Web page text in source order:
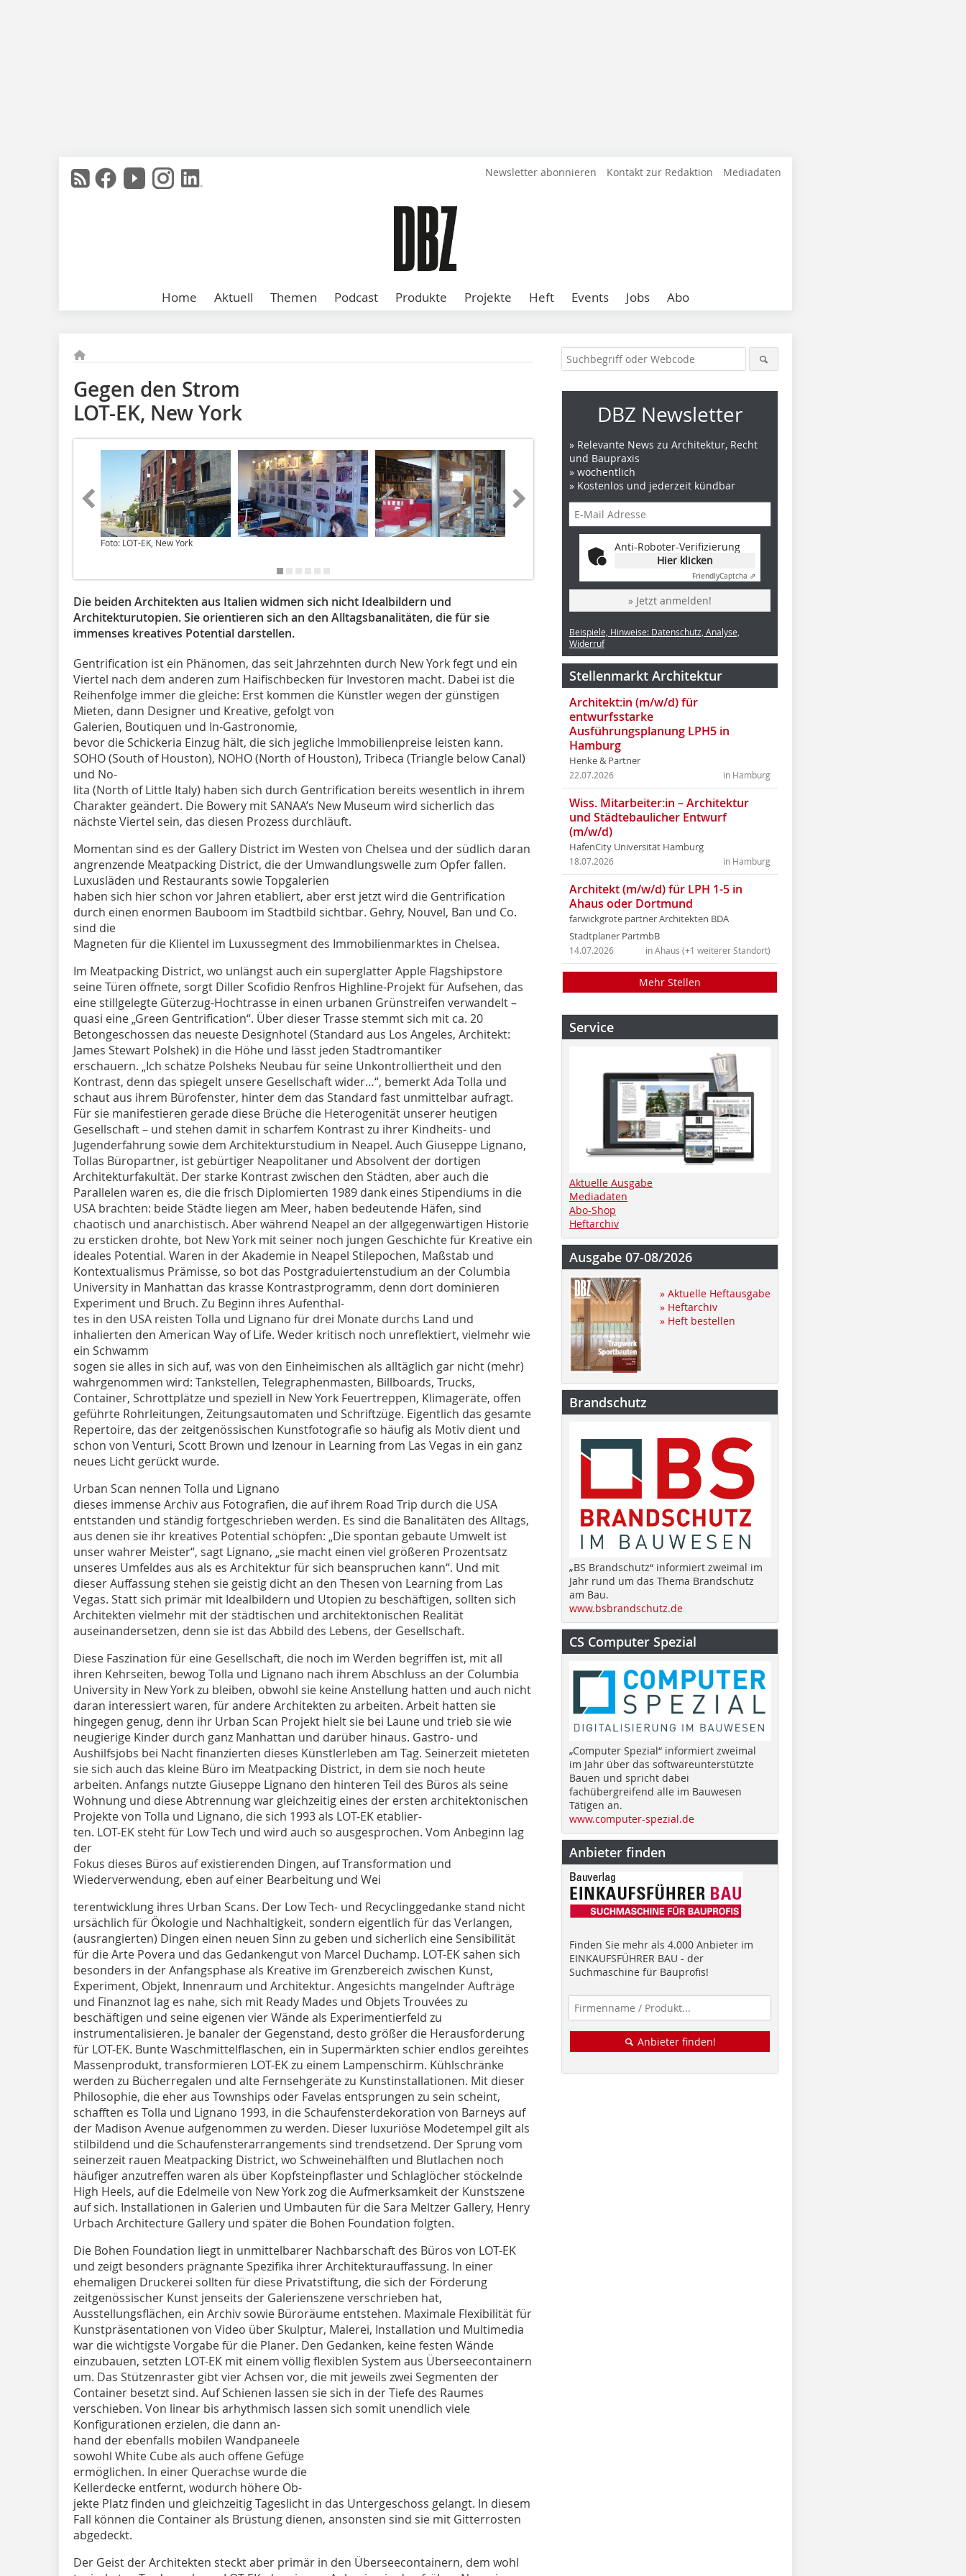
Newsletter abonnieren Kontakt zur Redaktion Mediadaten
Home Aktuell Themen Podcast Produkte Projekte Heft Events Jobs Abo
Gegen den Strom
LOT-EK, New York
Foto: LOT-EK, New York Fotos (5): LOT-EK, New York
Die beiden Architekten aus Italien widmen sich nicht Idealbildern und
Architekturutopien. Sie orientieren sich an den Alltagsbanalitäten, die für sie
immenses kreatives Potential darstellen.
Gentrification ist ein Phänomen, das seit Jahrzehnten durch New York fegt und ein
Viertel nach dem anderen zum Haifischbecken für Investoren macht. Dabei ist die
Reihenfolge immer die gleiche: Erst kommen die Künstler wegen der günstigen
Mieten, dann Designer und Kreative, gefolgt von
Galerien, Boutiquen und In-Gastronomie,
bevor die Schickeria Einzug hält, die sich jegliche Immobilienpreise leisten kann.
SOHO (South of Houston), NOHO (North of Houston), Tribeca (Triangle below Canal)
und No-
lita (North of Little Italy) haben sich durch Gentrification bereits wesentlich in ihrem
Charakter geändert. Die Bowery mit SANAA’s New Museum wird sicherlich das
nächste Viertel sein, das diesen Prozess durchläuft.
Momentan sind es der Gallery District im Westen von Chelsea und der südlich daran
angrenzende Meatpacking District, die der Umwandlungswelle zum Opfer fallen.
Luxusläden und Restaurants sowie Topgalerien
haben sich hier schon vor Jahren etabliert, aber erst jetzt wird die Gentrification
durch einen enormen Bauboom im Stadtbild sichtbar. Gehry, Nouvel, Ban und Co.
sind die
Magneten für die Klientel im Luxussegment des Immobilienmarktes in Chelsea.
Im Meatpacking District, wo unlängst auch ein superglatter Apple Flagshipstore
seine Türen öffnete, sorgt Diller Scofidio Renfros Highline-Projekt für Aufsehen, das
eine stillgelegte Güterzug-Hochtrasse in einen urbanen Grünstreifen verwandelt –
quasi eine „Green Gentrification“. Über dieser Trasse stemmt sich mit ca. 20
Betongeschossen das neueste Designhotel (Standard aus Los Angeles, Architekt:
James Stewart Polshek) in die Höhe und lässt jeden Stadtromantiker
erschauern. „Ich schätze Polsheks Neubau für seine Unkontrolliertheit und den
Kontrast, denn das spiegelt unsere Gesellschaft wider…“, bemerkt Ada Tolla und
schaut aus ihrem Bürofenster, hinter dem das Standard fast unmittelbar aufragt.
Für sie manifestieren gerade diese Brüche die Heterogenität unserer heutigen
Gesellschaft – und stehen damit in scharfem Kontrast zu ihrer Kindheits- und
Jugenderfahrung sowie dem Architekturstudium in Neapel. Auch Giuseppe Lignano,
Tollas Büropartner, ist gebürtiger Neapolitaner und Absolvent der dortigen
Architekturfakultät. Der starke Kontrast zwischen den Städten, aber auch die
Parallelen waren es, die die frisch Diplomierten 1989 dank eines Stipendiums in die
USA brachten: beide Städte liegen am Meer, haben bedeutende Häfen, sind
chaotisch und anarchistisch. Aber während Neapel an der allgegenwärtigen Historie
zu ersticken drohte, bot New York mit seiner noch jungen Geschichte für Kreative ein
ideales Potential. Waren in der Akademie in Neapel Stilepochen, Maßstab und
Kontextualismus Prämisse, so bot das Postgraduiertenstudium an der Columbia
University in Manhattan das krasse Kontrastprogramm, denn dort dominieren
Experiment und Bruch. Zu Beginn ihres Aufenthal-
tes in den USA reisten Tolla und Lignano für drei Monate durchs Land und
inhalierten den American Way of Life. Weder kritisch noch unreflektiert, vielmehr wie
ein Schwamm
sogen sie alles in sich auf, was von den Einheimischen als alltäglich gar nicht (mehr)
wahrgenommen wird: Tankstellen, Telegraphenmasten, Billboards, Trucks,
Container, Schrottplätze und speziell in New York Feuertreppen, Klimageräte, offen
geführte Rohrleitungen, Zeitungsautomaten und Schriftzüge. Eigentlich das gesamte
Repertoire, das der zeitgenössischen Kunstfotografie so häufig als Motiv dient und
schon von Venturi, Scott Brown und Izenour in Learning from Las Vegas in ein ganz
neues Licht gerückt wurde.
Urban Scan nennen Tolla und Lignano
dieses immense Archiv aus Fotografien, die auf ihrem Road Trip durch die USA
entstanden und ständig fortgeschrieben werden. Es sind die Banalitäten des Alltags,
aus denen sie ihr kreatives Potential schöpfen: „Die spontan gebaute Umwelt ist
unser wahrer Meister“, sagt Lignano, „sie macht einen viel größeren Prozentsatz
unseres Umfeldes aus als es Architektur für sich beanspruchen kann“. Und mit
dieser Auffassung stehen sie geistig dicht an den Thesen von Learning from Las
Vegas. Statt sich primär mit Idealbildern und Utopien zu beschäftigen, sollten sich
Architekten vielmehr mit der städtischen und architektonischen Realität
auseinandersetzen, denn sie ist das Abbild des Lebens, der Gesellschaft.
Diese Faszination für eine Gesellschaft, die noch im Werden begriffen ist, mit all
ihren Kehrseiten, bewog Tolla und Lignano nach ihrem Abschluss an der Columbia
University in New York zu bleiben, obwohl sie keine Anstellung hatten und auch nicht
daran interessiert waren, für andere Architekten zu arbeiten. Arbeit hatten sie
hingegen genug, denn ihr Urban Scan Projekt hielt sie bei Laune und trieb sie wie
neugierige Kinder durch ganz Manhattan und darüber hinaus. Gastro- und
Aushilfsjobs bei Nacht finanzierten dieses Künstlerleben am Tag. Seinerzeit mieteten
sie sich auch das kleine Büro im Meatpacking District, in dem sie noch heute
arbeiten. Anfangs nutzte Giuseppe Lignano den hinteren Teil des Büros als seine
Wohnung und diese Abtrennung war gleichzeitig eines der ersten architektonischen
Projekte von Tolla und Lignano, die sich 1993 als LOT-EK etablier-
ten. LOT-EK steht für Low Tech und wird auch so ausgesprochen. Vom Anbeginn lag
der
Fokus dieses Büros auf existierenden Dingen, auf Transformation und
Wiederverwendung, eben auf einer Bearbeitung und Wei
terentwicklung ihres Urban Scans. Der Low Tech- und Recyclinggedanke stand nicht
ursächlich für Ökologie und Nachhaltigkeit, sondern eigentlich für das Verlangen,
(ausrangierten) Dingen einen neuen Sinn zu geben und sicherlich eine Sensibilität
für die Arte Povera und das Gedankengut von Marcel Duchamp. LOT-EK sahen sich
besonders in der Anfangsphase als Kreative im Grenzbereich zwischen Kunst,
Experiment, Objekt, Innenraum und Architektur. Angesichts mangelnder Aufträge
und Finanznot lag es nahe, sich mit Ready Mades und Objets Trouvées zu
beschäftigen und seine eigenen vier Wände als Experimentierfeld zu
instrumentalisieren. Je banaler der Gegenstand, desto größer die Herausforderung
für LOT-EK. Bunte Waschmittelflaschen, ein in Supermärkten schier endlos gereihtes
Massenprodukt, transformieren LOT-EK zu einem Lampenschirm. Kühlschränke
werden zu Bücherregalen und alte Fernsehgeräte zu Kunstinstallationen. Mit dieser
Philosophie, die eher aus Townships oder Favelas entsprungen zu sein scheint,
schafften es Tolla und Lignano 1993, in die Schaufensterdekoration von Barneys auf
der Madison Avenue aufgenommen zu werden. Dieser luxuriöse Modetempel gilt als
stilbildend und die Schaufensterarrangements sind trendsetzend. Der Sprung vom
seinerzeit rauen Meatpacking District, wo Schweinehälften und Blutlachen noch
häufiger anzutreffen waren als über Kopfsteinpflaster und Schlaglöcher stöckelnde
High Heels, auf die Edelmeile von New York zog die Aufmerksamkeit der Kunstszene
auf sich. Installationen in Galerien und Umbauten für die Sara Meltzer Gallery, Henry
Urbach Architecture Gallery und später die Bohen Foundation folgten.
Die Bohen Foundation liegt in unmittelbarer Nachbarschaft des Büros von LOT-EK
und zeigt besonders prägnante Spezifika ihrer Architekturauffassung. In einer
ehemaligen Druckerei sollten für diese Privatstiftung, die sich der Förderung
zeitgenössischer Kunst jenseits der Galerienszene verschrieben hat,
Ausstellungsflächen, ein Archiv sowie Büroräume entstehen. Maximale Flexibilität für
Kunstpräsentationen von Video über Skulptur, Malerei, Installation und Multimedia
war die wichtigste Vorgabe für die Planer. Den Gedanken, keine festen Wände
einzubauen, setzten LOT-EK mit einem völlig flexiblen System aus Überseecontainern
um. Das Stützenraster gibt vier Achsen vor, die mit jeweils zwei Segmenten der
Container besetzt sind. Auf Schienen lassen sie sich in der Tiefe des Raumes
verschieben. Von linear bis arhythmisch lassen sich somit unendlich viele
Konfigurationen erzielen, die dann an-
hand der ebenfalls mobilen Wandpaneele
sowohl White Cube als auch offene Gefüge
ermöglichen. In einer Querachse wurde die
Kellerdecke entfernt, wodurch höhere Ob-
jekte Platz finden und gleichzeitig Tageslicht in das Untergeschoss gelangt. In diesem
Fall können die Container als Brüstung dienen, ansonsten sind sie mit Gitterrosten
abgedeckt.
Der Geist der Architekten steckt aber primär in den Überseecontainern, dem wohl
DBZ Newsletter
» Relevante News zu Architektur, Recht
und Baupraxis
» wöchentlich
» Kostenlos und jederzeit kündbar
Anti-Roboter-Verifizierung
Hier klicken
FriendlyCaptcha ⇗
» Jetzt anmelden!
Beispiele, Hinweise: Datenschutz, Analyse,
Widerruf
Stellenmarkt Architektur
Architekt:in (m/w/d) für
entwurfsstarke
Ausführungsplanung LPH5 in
Hamburg
Henke & Partner
in Hamburg
22.07.2026
Wiss. Mitarbeiter:in – Architektur
und Städtebaulicher Entwurf
(m/w/d)
HafenCity Universität Hamburg
in Hamburg
18.07.2026
Architekt (m/w/d) für LPH 1-5 in
Ahaus oder Dortmund
farwickgrote partner Architekten BDA
Stadtplaner PartmbB
in Ahaus (+1 weiterer Standort)
14.07.2026
Mehr Stellen
Service
Aktuelle Ausgabe
Mediadaten
Abo-Shop
Heftarchiv
Ausgabe 07-08/2026
» Aktuelle Heftausgabe
» Heftarchiv
» Heft bestellen
Brandschutz
„BS Brandschutz“ informiert zweimal im
Jahr rund um das Thema Brandschutz
am Bau.
www.bsbrandschutz.de
CS Computer Spezial
„Computer Spezial“ informiert zweimal
im Jahr über das softwareunterstützte
Bauen und spricht dabei
fachübergreifend alle im Bauwesen
Tätigen an.
www.computer-spezial.de
Anbieter finden
Finden Sie mehr als 4.000 Anbieter im
EINKAUFSFÜHRER BAU - der
Suchmaschine für Bauprofis!
Anbieter finden!